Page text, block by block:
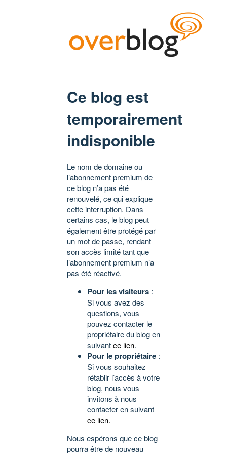
Ce blog est
temporairement
indisponible
Le nom de domaine ou
l’abonnement premium de
ce blog n’a pas été
renouvelé, ce qui explique
cette interruption. Dans
certains cas, le blog peut
également être protégé par
un mot de passe, rendant
son accès limité tant que
l’abonnement premium n’a
pas été réactivé.
Pour les visiteurs :
Si vous avez des
questions, vous
pouvez contacter le
propriétaire du blog en
suivantce lien.
Pour le propriétaire :
Si vous souhaitez
rétablir l’accès à votre
blog, nous vous
invitons à nous
contacter en suivant
ce lien.
Nous espérons que ce blog
pourra être de nouveau